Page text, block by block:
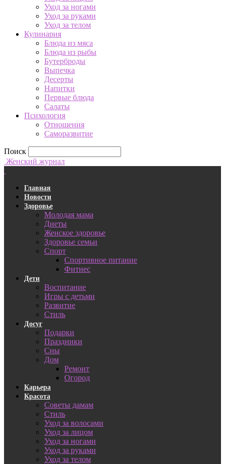
Уход за ногами
Уход за руками
Уход за телом
Кулинария
Блюда из мяса
Блюда из рыбы
Бутерброды
Выпечка
Десерты
Напитки
Первые блюда
Салаты
Психология
Отношения
Саморазвитие
Поиск
Женский журнал
Главная
Новости
Здоровье
Молодая мама
Диеты
Женское здоровье
Здоровье семьи
Спорт
Спортивное питание
Фитнес
Дети
Воспитание
Игры с детьми
Развитие
Стиль
Досуг
Подарки
Праздники
Сны
Дом
Ремонт
Огород
Карьера
Красота
Советы дамам
Стиль
Уход за волосами
Уход за лицом
Уход за ногами
Уход за руками
Уход за телом